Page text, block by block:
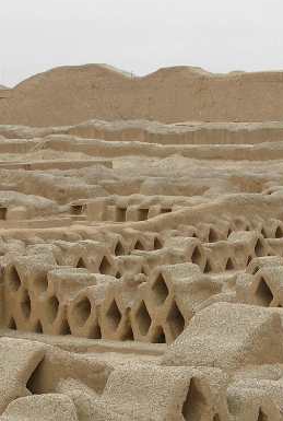
Tyskland
Schweiz
Frankrike
Sverige
Danmark
Norge